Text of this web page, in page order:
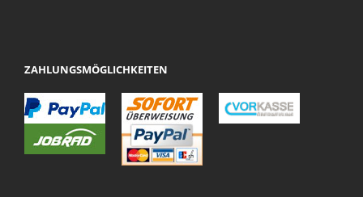
ZAHLUNGSMÖGLICHKEITEN